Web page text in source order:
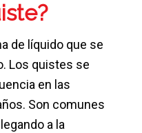
de líquido que se
Los quistes se
en las
Son comunes
a la